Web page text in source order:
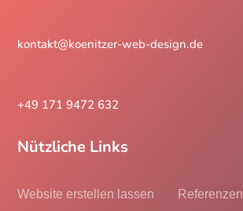
kontakt@koenitzer-web-design.de
+49 171 9472 632
Nützliche Links
Website erstellen lassen Referenzen